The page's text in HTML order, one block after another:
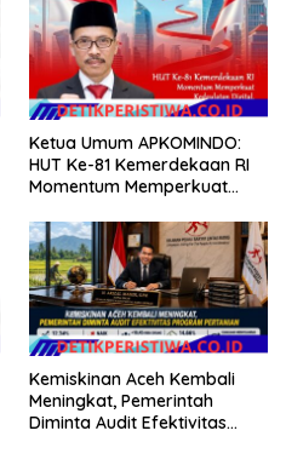
Ketua Umum APKOMINDO:
HUT Ke-81 Kemerdekaan RI
Momentum Memperkuat
Teknologi, dan Kepastian
Hukum Menuju Indonesia
Emas 2045
Kemiskinan Aceh Kembali
Meningkat, Pemerintah
Diminta Audit Efektivitas